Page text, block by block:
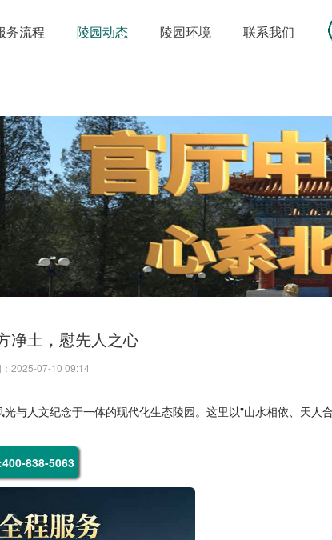
务流程 陵园动态 陵园环境 联系我们
净土，慰先人之心
2025-07-10 09:14
与人文纪念于一体的现代化生态陵园。这里以"山水相依、天人
838-5063